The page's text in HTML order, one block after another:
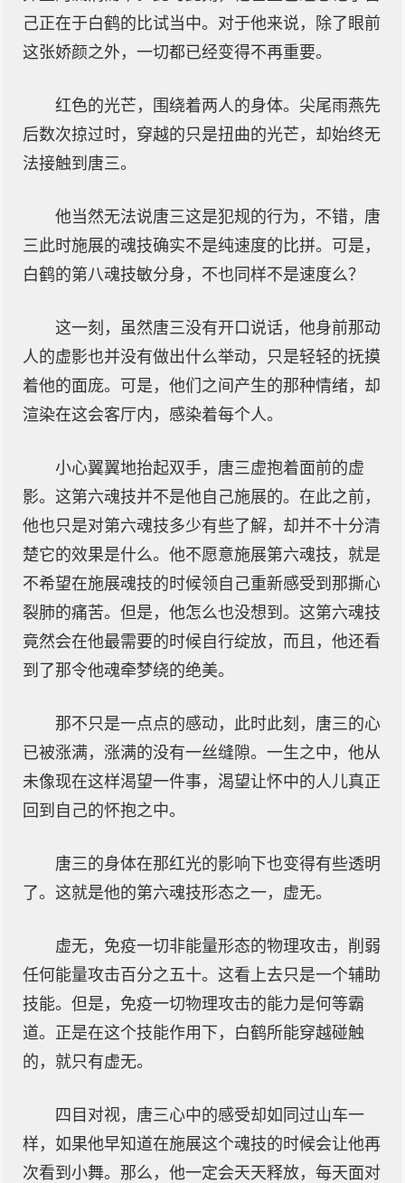
己正在于白鹤的比试当中。对于他来说，除了眼前
这张娇颜之外，一切都已经变得不再重要。
红色的光芒，围绕着两人的身体。尖尾雨燕先
后数次掠过时，穿越的只是扭曲的光芒，却始终无
法接触到唐三。
他当然无法说唐三这是犯规的行为，不错，唐
三此时施展的魂技确实不是纯速度的比拼。可是，
白鹤的第八魂技敏分身，不也同样不是速度么？
这一刻，虽然唐三没有开口说话，他身前那动
人的虚影也并没有做出什么举动，只是轻轻的抚摸
着他的面庞。可是，他们之间产生的那种情绪，却
渲染在这会客厅内，感染着每个人。
小心翼翼地抬起双手，唐三虚抱着面前的虚
影。这第六魂技并不是他自己施展的。在此之前，
他也只是对第六魂技多少有些了解，却并不十分清
楚它的效果是什么。他不愿意施展第六魂技，就是
不希望在施展魂技的时候领自己重新感受到那撕心
裂肺的痛苦。但是，他怎么也没想到。这第六魂技
竟然会在他最需要的时候自行绽放，而且，他还看
到了那令他魂牵梦绕的绝美。
那不只是一点点的感动，此时此刻，唐三的心
已被涨满，涨满的没有一丝缝隙。一生之中，他从
未像现在这样渴望一件事，渴望让怀中的人儿真正
回到自己的怀抱之中。
唐三的身体在那红光的影响下也变得有些透明
了。这就是他的第六魂技形态之一，虚无。
虚无，免疫一切非能量形态的物理攻击，削弱
任何能量攻击百分之五十。这看上去只是一个辅助
技能。但是，免疫一切物理攻击的能力是何等霸
道。正是在这个技能作用下，白鹤所能穿越碰触
的，就只有虚无。
四目对视，唐三心中的感受却如同过山车一
样，如果他早知道在施展这个魂技的时候会让他再
次看到小舞。那么，他一定会天天释放，每天面对